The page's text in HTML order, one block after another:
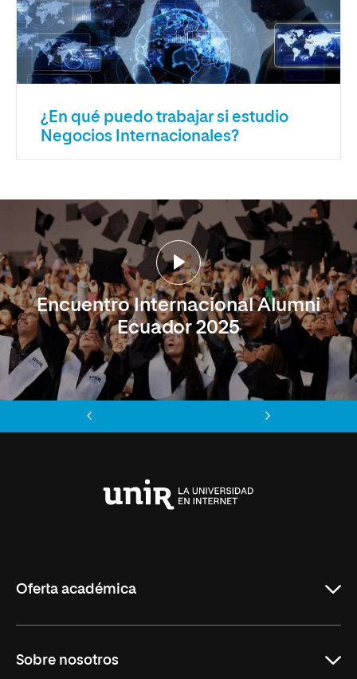
¿En qué puedo trabajar si estudio
Negocios Internacionales?
Encuentro Internacional Alumni
Ecuador 2025
Oferta académica
Formación Continua
Sobre nosotros